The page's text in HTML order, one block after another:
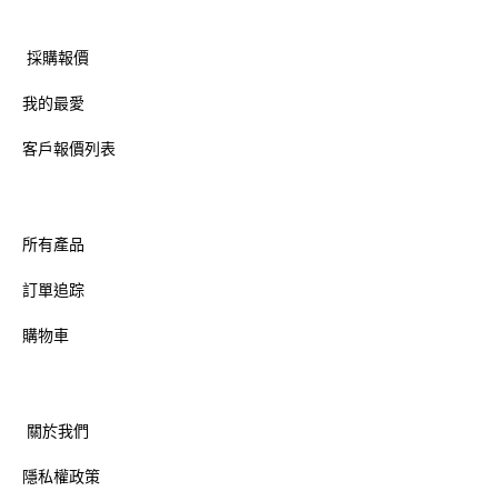
採購報價
我的最愛
客戶報價列表
所有產品
訂單追踪
購物車
關於我們
隱私權政策